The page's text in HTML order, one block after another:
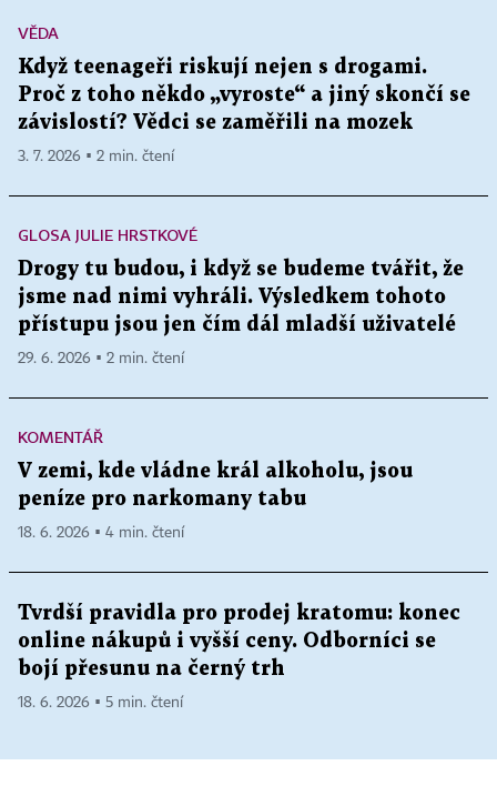
VĚDA
Když teenageři riskují nejen s drogami.
Proč z toho někdo „vyroste“ a jiný skončí se
závislostí? Vědci se zaměřili na mozek
3. 7. 2026 ▪ 2 min. čtení
GLOSA JULIE HRSTKOVÉ
Drogy tu budou, i když se budeme tvářit, že
jsme nad nimi vyhráli. Výsledkem tohoto
přístupu jsou jen čím dál mladší uživatelé
29. 6. 2026 ▪ 2 min. čtení
KOMENTÁŘ
V zemi, kde vládne král alkoholu, jsou
peníze pro narkomany tabu
18. 6. 2026 ▪ 4 min. čtení
Tvrdší pravidla pro prodej kratomu: konec
online nákupů i vyšší ceny. Odborníci se
bojí přesunu na černý trh
18. 6. 2026 ▪ 5 min. čtení